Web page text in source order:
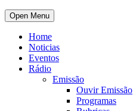
Open Menu
Home
Noticias
Eventos
Rádio
Emissão
Ouvir Emissão
Programas